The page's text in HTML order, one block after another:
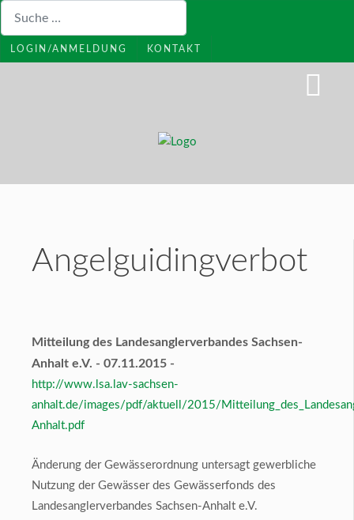
LOGIN/ANMELDUNG KONTAKT
Angelguidingverbot
Mitteilung des Landesanglerverbandes Sachsen-
Anhalt e.V. - 07.11.2015 -
http://www.lsa.lav-sachsen-
anhalt.de/images/pdf/aktuell/2015/
Anhalt.pdf
Änderung der Gewässerordnung untersagt gewerbliche
Nutzung der Gewässer des Gewässerfonds des
Landesanglerverbandes Sachsen-Anhalt e.V.